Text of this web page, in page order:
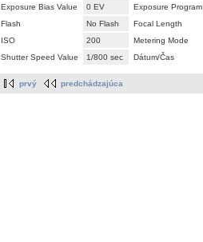
Exposure Bias Value
0 EV
Exposure Program
Flash
No Flash
Focal Length
ISO
200
Metering Mode
Shutter Speed Value
1/800 sec Dátum/Čas
prvý predchádzajúca